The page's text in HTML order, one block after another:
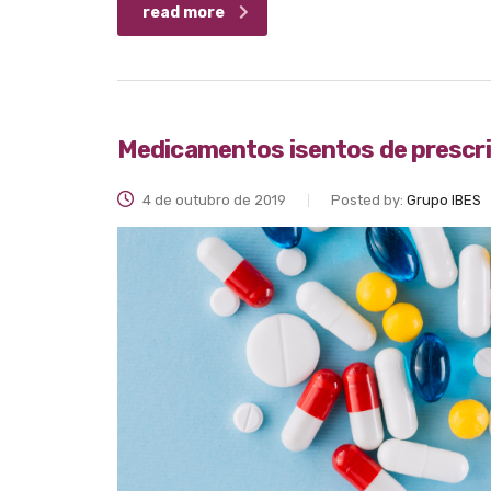
read more
Medicamentos isentos de
4 de outubro de 2019 Posted by: Grupo IBES